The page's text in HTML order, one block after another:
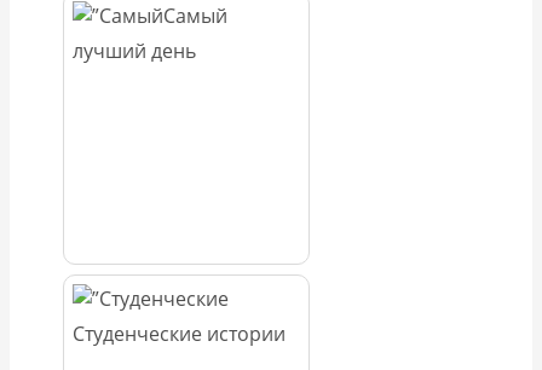
Самый
лучший день
Студенческие истории